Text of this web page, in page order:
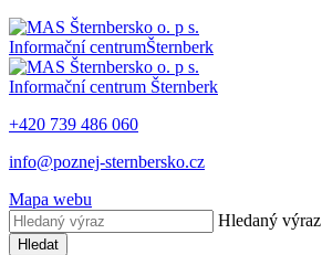
Informační centrumŠternberk
Informační centrum Šternberk
+420 739 486 060
info@poznej-sternbersko.cz
Mapa webu
Hledaný výraz
Hledat